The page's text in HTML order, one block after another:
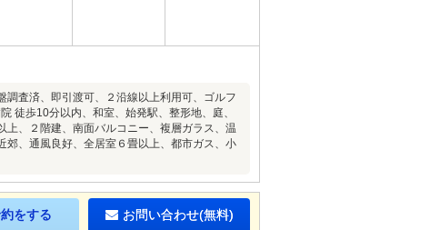
査済、即引渡可、２沿線以上利用可、ゴルフ
徒歩10分以内、和室、始発駅、整形地、庭、
、２階建、南面バルコニー、複層ガラス、温
、通風良好、全居室６畳以上、都市ガス、小
をする お問い合わせ(無料)